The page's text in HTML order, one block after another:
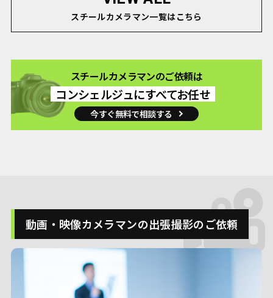
スチールカメラマン一覧はこちら
スチールカメラマンのご依頼は
コンシェルジュにすべてお任せ
今すぐ無料で相談する
動画・映像カメラマンの出張撮影のご依頼